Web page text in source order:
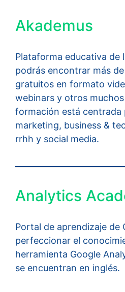
Akademus
Plataforma educativa de
podrás encontrar más
gratuitos en formato
webinars y otros
formación está centrada
marketing, business &
rrhh y social media.
Analytics
Portal de aprendizaje de
perfeccionar el
herramienta Google
se encuentran en inglés.